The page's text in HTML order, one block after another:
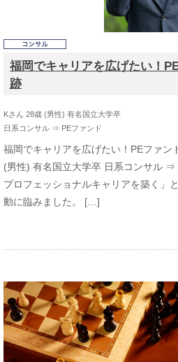
福岡でキャリアを広げたい！
跡
Kさん 28歳 (男性) 有名国立大学卒
日系コンサル ⇒ PEファンド
福岡でキャリアを広げたい！PEファン
(男性) 有名国立大学卒 日系コンサル ⇒
プロフェッショナルキャリアを築く」
動に臨みました。 […]